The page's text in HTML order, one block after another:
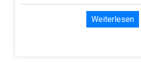
Weiterlesen